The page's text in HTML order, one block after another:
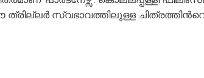
സ്വഭാവത്തിലുള്ള